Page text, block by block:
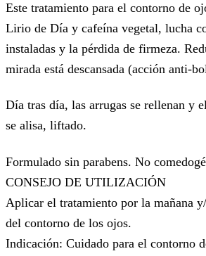
Este tratamiento para el contorno de
Lirio de Día y cafeína vegetal, lucha
instaladas y la pérdida de firmeza.
mirada está descansada (acción anti-
Día tras día, las arrugas se rellenan y
se alisa, liftado.
Formulado sin parabens. No
CONSEJO DE UTILIZACIÓN
Aplicar el tratamiento por la mañana
del contorno de los ojos.
Indicación: Cuidado para el contorno